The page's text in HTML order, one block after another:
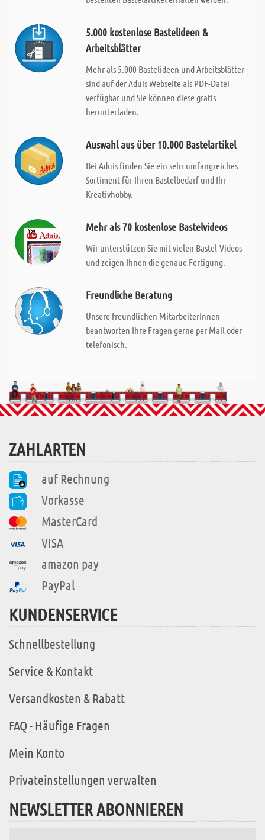
5.000 kostenlose Bastelideen &
Arbeitsblätter
Mehr als 5.000 Bastelideen und Arbeitsblätter
sind auf der Aduis Webseite als PDF-Datei
verfügbar und Sie können diese gratis
herunterladen.
Auswahl aus über 10.000 Bastelartikel
Bei Aduis finden Sie ein sehr umfangreiches
Sortiment für Ihren Bastelbedarf und Ihr
Kreativhobby.
Mehr als 70 kostenlose Bastelvideos
Wir unterstützen Sie mit vielen Bastel-Videos
und zeigen Ihnen die genaue Fertigung.
Freundliche Beratung
Unsere freundlichen MitarbeiterInnen
beantworten Ihre Fragen gerne per Mail oder
telefonisch.
ZAHLARTEN
auf Rechnung
Vorkasse
MasterCard
VISA
amazon pay
PayPal
KUNDENSERVICE
Schnellbestellung
Service & Kontakt
Versandkosten & Rabatt
FAQ - Häufige Fragen
Mein Konto
Privateinstellungen verwalten
NEWSLETTER ABONNIEREN